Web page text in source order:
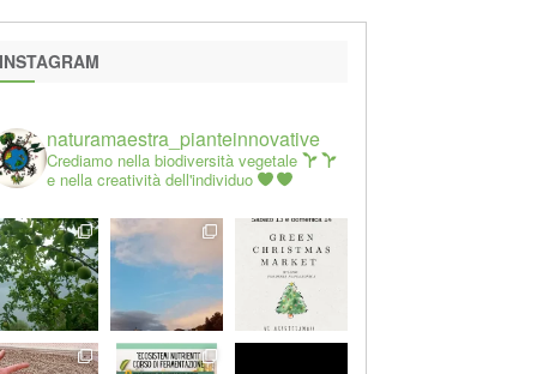
naturamaestra_pianteinnovative
Crediamo nella biodiversità vegetale
e nella creatività dell'individuo